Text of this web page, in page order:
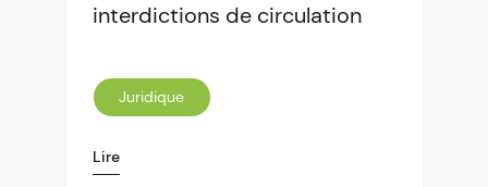
interdictions de circulation
Juridique
Lire